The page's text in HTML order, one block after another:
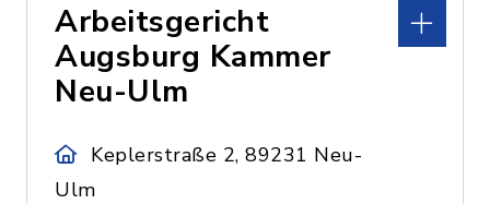
Arbeitsgericht
Augsburg Kammer
Neu-Ulm
Keplerstraße 2, 89231 Neu-
Ulm